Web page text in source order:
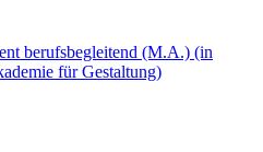
berufsbegleitend (M.A.) (in
für Gestaltung)